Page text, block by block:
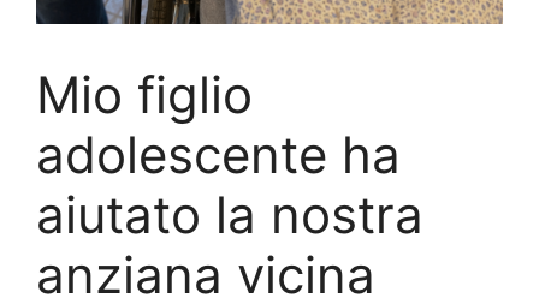
Mio figlio
adolescente ha
aiutato la nostra
anziana vicina